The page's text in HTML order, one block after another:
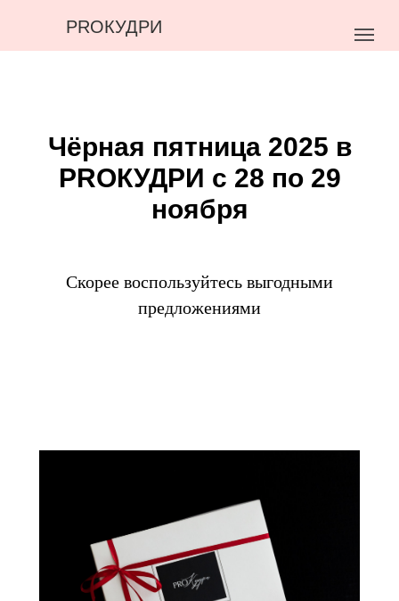
PROКУДРИ
Чёрная пятница 2025 в
PROКУДРИ с 28 по 29
ноября
Скорее воспользуйтесь выгодными
предложениями